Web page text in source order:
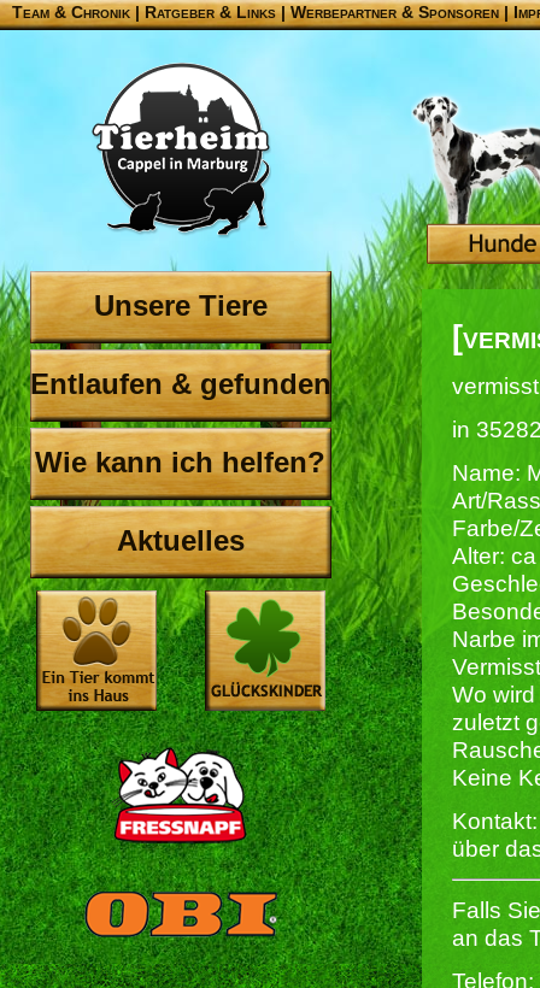
Team & Chronik |Ratgeber & Links|Werbepartner & Sponsoren|
Unsere Tiere
Entlaufen & gefunden
Wie kann ich helfen?
Aktuelles
in
Name:
Art/
Farbe/
Alter:
Narbe
Wo
zuletzt
Keine
Kontakt:
über
Falls
an das